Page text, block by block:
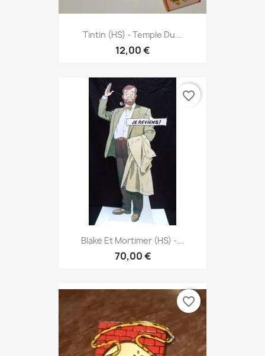
Tintin (HS) - Temple Du...
12,00 €
Blake Et Mortimer (HS) -...
70,00 €
favorite_border
favorite_border